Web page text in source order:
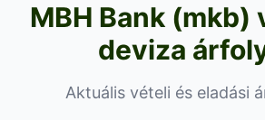
MBH Bank (mkb)
deviza
Aktuális vételi és eladási